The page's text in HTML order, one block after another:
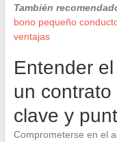
También
bono pequeño
ventajas
Entender
un
clave y
Comprometerse en el